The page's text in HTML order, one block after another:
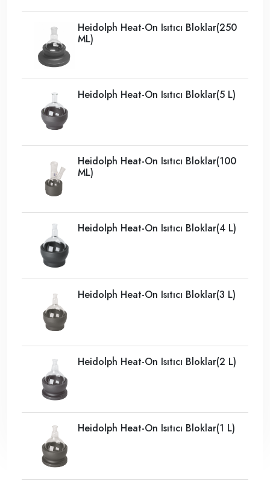
Heidolph Heat-On Isıtıcı Bloklar(250
ML)
Heidolph Heat-On Isıtıcı Bloklar(5 L)
Heidolph Heat-On Isıtıcı Bloklar(100
ML)
Heidolph Heat-On Isıtıcı Bloklar(4 L)
Heidolph Heat-On Isıtıcı Bloklar(3 L)
Heidolph Heat-On Isıtıcı Bloklar(2 L)
Heidolph Heat-On Isıtıcı Bloklar(1 L)